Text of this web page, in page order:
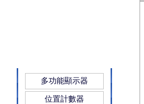
多功能顯示器
位置計數器